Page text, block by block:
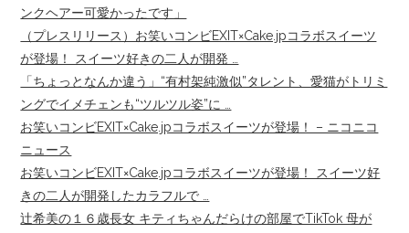
ンクヘアー可愛かったです」
（プレスリリース）お笑いコンビEXIT×Cake.jpコラボスイーツ
が登場！ スイーツ好きの二人が開発 …
「ちょっとなんか違う」“有村架純激似”タレント、愛猫がトリミ
ングでイメチェンも“ツルツル姿”に …
お笑いコンビEXIT×Cake.jpコラボスイーツが登場！ – ニコニコ
ニュース
お笑いコンビEXIT×Cake.jpコラボスイーツが登場！ スイーツ好
きの二人が開発したカラフルで …
辻希美の１６歳長女 キティちゃんだらけの部屋でTikTok 母が